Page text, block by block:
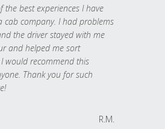
the best experiences I have
cab company. I had problems
the driver stayed with me
and helped me sort
would recommend this
Thank you for such
R.M.